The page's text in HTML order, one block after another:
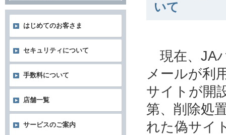
いて
現在、JA
メールが利
サイトが開
第、削除処
れた偽サイ
はじめてのお客さま
セキュリティについて
手数料について
店舗一覧
サービスのご案内